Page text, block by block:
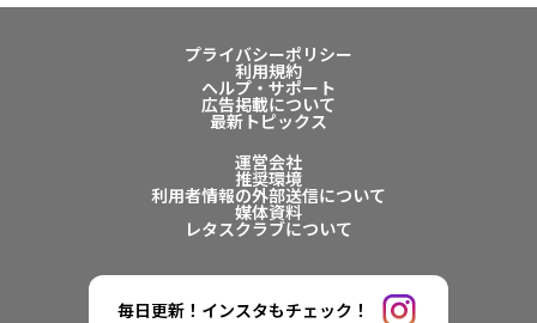
プライバシーポリシー
利用規約
ヘルプ・サポート
広告掲載について
最新トピックス
運営会社
推奨環境
利用者情報の外部送信について
媒体資料
レタスクラブについて
毎日更新！インスタもチェック！